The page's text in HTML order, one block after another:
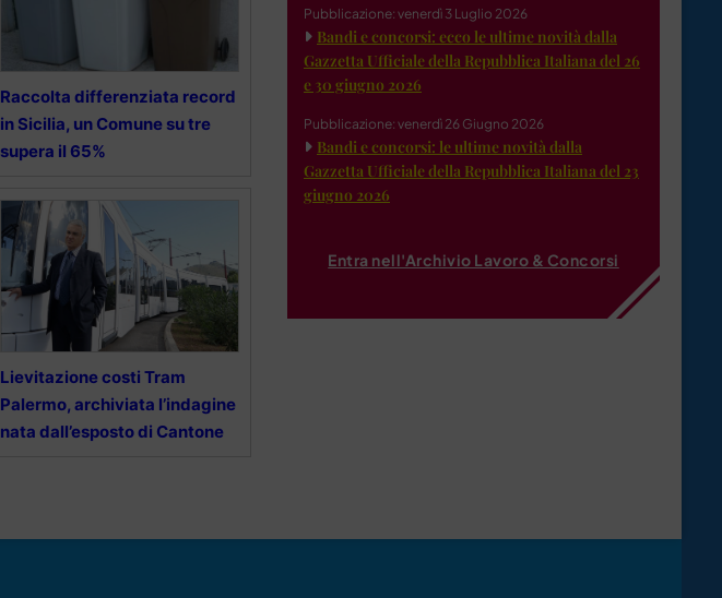
Raccolta differenziata record
in Sicilia, un Comune su tre
supera il 65%
Lievitazione costi Tram
Palermo, archiviata l’indagine
nata dall’esposto di Cantone
Pubblicazione: venerdì 3 Luglio 2026
Bandi e concorsi: ecco le ultime novità dalla
Gazzetta Ufficiale della Repubblica Italiana del 26
e 30 giugno 2026
Pubblicazione: venerdì 26 Giugno 2026
Bandi e concorsi: le ultime novità dalla
Gazzetta Ufficiale della Repubblica Italiana del 23
giugno 2026
Entra nell'Archivio Lavoro & Concorsi